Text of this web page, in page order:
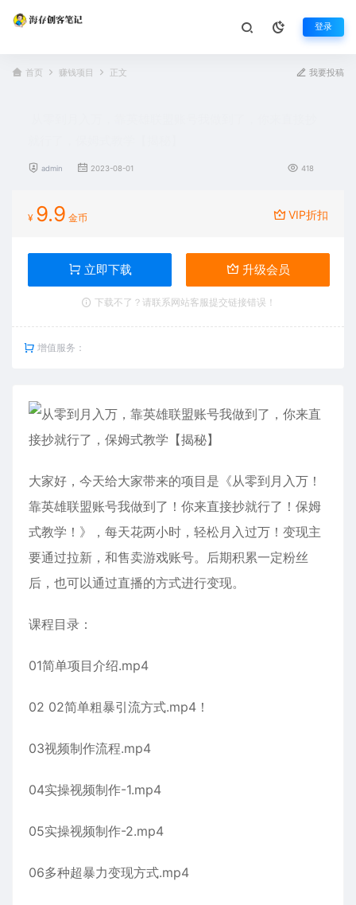
登录
首页 赚钱项目 正文 我要投稿
admin 2023-08-01 418
¥ 9.9 金币 VIP折扣
立即下载 升级会员
下载不了？请联系网站客服提交链接错误！
增值服务：
大家好，今天给大家带来的项目是《从零到月入万！
靠英雄联盟账号我做到了！你来直接抄就行了！保姆
式教学！》，每天花两小时，轻松月入过万！变现主
要通过拉新，和售卖游戏账号。后期积累一定粉丝
后，也可以通过直播的方式进行变现。
课程目录：
01简单项目介绍.mp4
02 02简单粗暴引流方式.mp4！
03视频制作流程.mp4
04实操视频制作-1.mp4
05实操视频制作-2.mp4
06多种超暴力变现方式.mp4